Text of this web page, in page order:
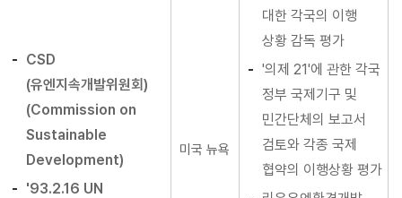
CSD
(유엔지속개발위원회)
(Commission on
Sustainable
Development)
'93.2.16 UN
미국 뉴욕
대한 각국의 이행
상황 감독 평가
'의제 21'에 관한 각국
정부 국제기구 및
민간단체의 보고서
검토와 각종 국제
협약의 이행상황 평가